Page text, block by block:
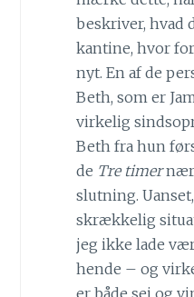
beskriver, hvad
kantine, hvor
nyt. En af de
Beth, som er
virkelig
Beth fra hun
de Tre timer
slutning.
skrækkelig
jeg ikke lade
hende – og
er både sej og